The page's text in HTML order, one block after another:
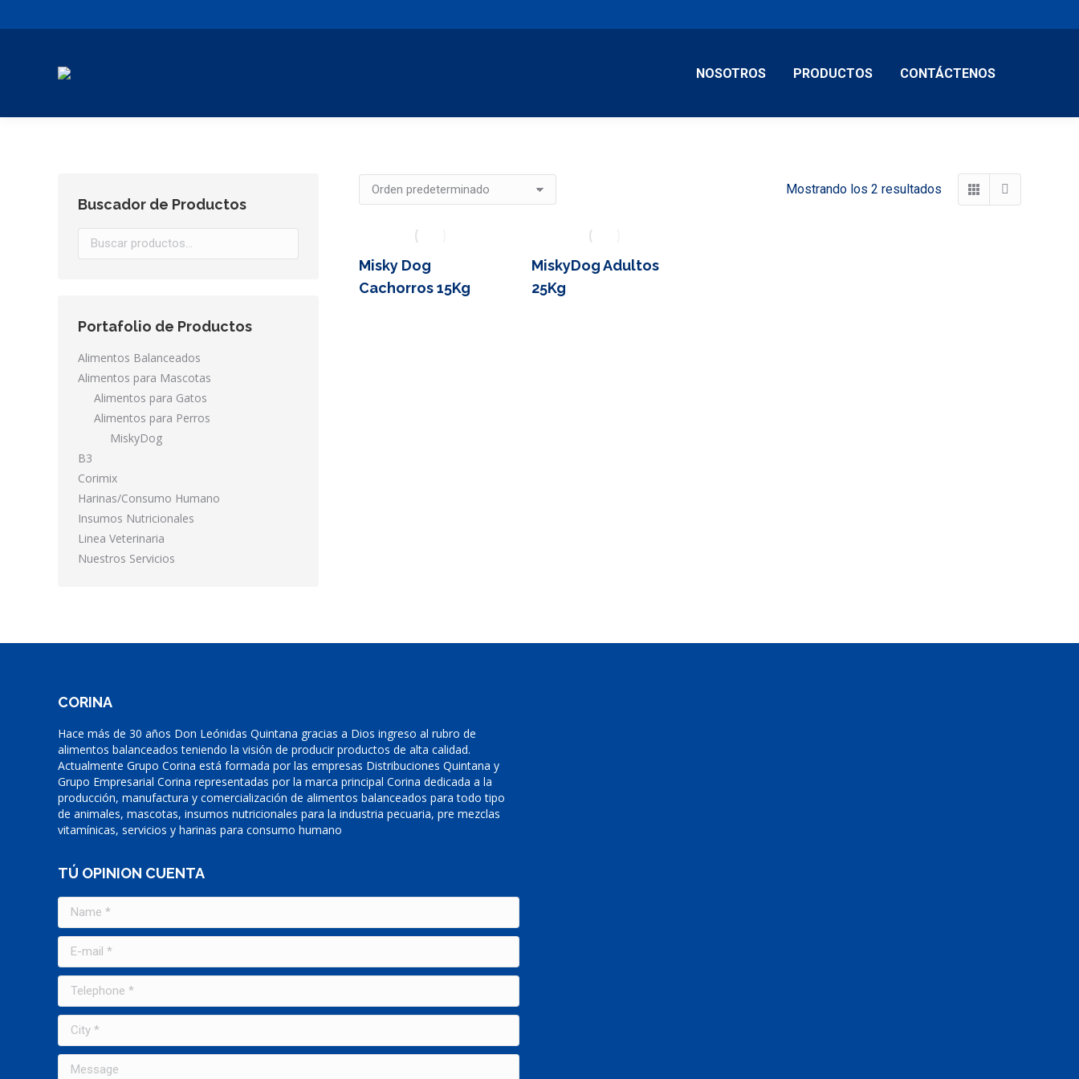
NOSOTROS PRODUCTOS CONTÁCTENOS
Mostrando los 2 resultados
Misky Dog
Cachorros 15Kg
MiskyDog Adultos
25Kg
Buscador de Productos
Portafolio de Productos
Alimentos Balanceados
Alimentos para Mascotas
Alimentos para Gatos
Alimentos para Perros
MiskyDog
B3
Corimix
Harinas/Consumo Humano
Insumos Nutricionales
Linea Veterinaria
Nuestros Servicios
CORINA
Hace más de 30 años Don Leónidas Quintana gracias a Dios ingreso al rubro de
alimentos balanceados teniendo la visión de producir productos de alta calidad.
Actualmente Grupo Corina está formada por las empresas Distribuciones Quintana y
Grupo Empresarial Corina representadas por la marca principal Corina dedicada a la
producción, manufactura y comercialización de alimentos balanceados para todo tipo
de animales, mascotas, insumos nutricionales para la industria pecuaria, pre mezclas
vitamínicas, servicios y harinas para consumo humano
TÚ OPINION CUENTA
Name *
E-mail *
Telephone *
City *
Message